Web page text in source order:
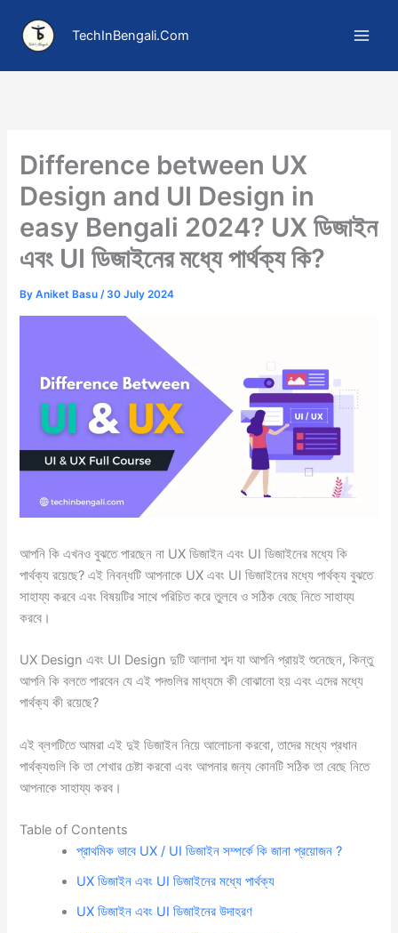
content
TechInBengali.Com
Difference between UX
Design and UI Design in
easy Bengali 2024? UX ডিজাইন
এবং UI ডিজাইনের মধ্যে পার্থক্য কি?
ByAniket Basu/ 30 July 2024
আপনি কি এখনও বুঝতে পারছেন না UX ডিজাইন এবং UI ডিজাইনের মধ্যে কি
পার্থক্য রয়েছে? এই নিবন্ধটি আপনাকে UX এবং UI ডিজাইনের মধ্যে পার্থক্য বুঝতে
সাহায্য করবে এবং বিষয়টির সাথে পরিচিত করে তুলবে ও সঠিক বেছে নিতে সাহায্য
করবে।
UX Design এবং UI Design দুটি আলাদা শব্দ যা আপনি প্রায়ই শুনেছেন, কিন্তু
আপনি কি বলতে পারবেন যে এই পদগুলির মাধ্যমে কী বোঝানো হয় এবং এদের মধ্যে
পার্থক্য কী রয়েছে?
এই ব্লগটিতে আমরা এই দুই ডিজাইন নিয়ে আলোচনা করবো, তাদের মধ্যে প্রধান
পার্থক্যগুলি কি তা শেখার চেষ্টা করবো এবং আপনার জন্য কোনটি সঠিক তা বেছে নিতে
আপনাকে সাহায্য করব।
Table of Contents
প্রাথমিক ভাবে UX / UI ডিজাইন সম্পর্কে কি জানা প্রয়োজন ?
UX ডিজাইন এবং UI ডিজাইনের মধ্যে পার্থক্য
UX ডিজাইন এবং UI ডিজাইনের উদাহরণ